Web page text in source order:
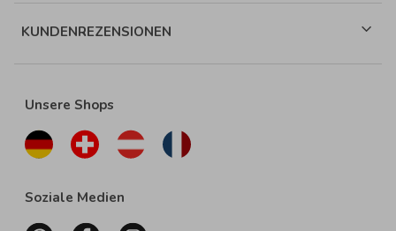
KUNDENREZENSIONEN
Unsere Shops
Soziale Medien